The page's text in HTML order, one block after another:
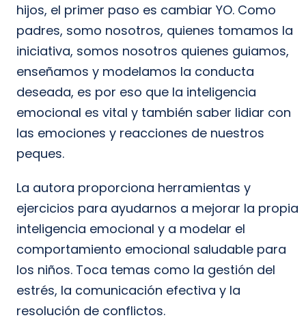
hijos, el primer paso es cambiar YO. Como
padres, somo nosotros, quienes tomamos la
iniciativa, somos nosotros quienes guiamos,
enseñamos y modelamos la conducta
deseada, es por eso que la inteligencia
emocional es vital y también saber lidiar con
las emociones y reacciones de nuestros
peques.
La autora proporciona herramientas y
ejercicios para ayudarnos a mejorar la propia
inteligencia emocional y a modelar el
comportamiento emocional saludable para
los niños. Toca temas como la gestión del
estrés, la comunicación efectiva y la
resolución de conflictos.